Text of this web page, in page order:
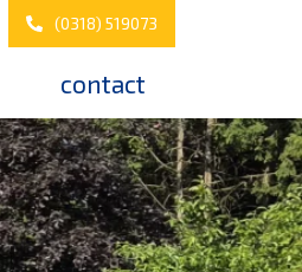
(0318) 519073
contact
werken bij kelderman
nazorg & service
downloads